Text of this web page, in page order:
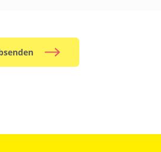
der Website zu
Empfänger und
die Berichtigung
zu verlangen. Des